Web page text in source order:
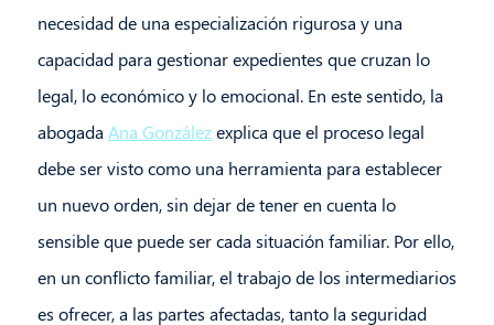
necesidad de una especialización rigurosa y una
capacidad para gestionar expedientes que cruzan lo
legal, lo económico y lo emocional. En este sentido, la
abogada Ana Gonzálezexplica que el proceso legal
debe ser visto como una herramienta para establecer
un nuevo orden, sin dejar de tener en cuenta lo
sensible que puede ser cada situación familiar. Por ello,
en un conflicto familiar, el trabajo de los intermediarios
es ofrecer, a las partes afectadas, tanto la seguridad